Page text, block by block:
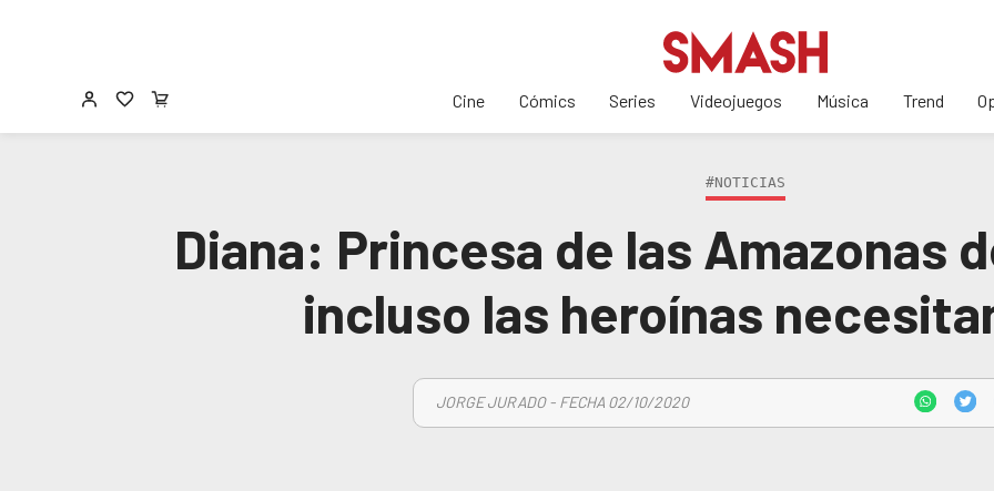
Cine Cómics Series Videojuegos Música Trend
#NOTICIAS
Diana: Princesa de las Amazonas
incluso las heroínas
JORGE JURADO - FECHA 02/10/2020